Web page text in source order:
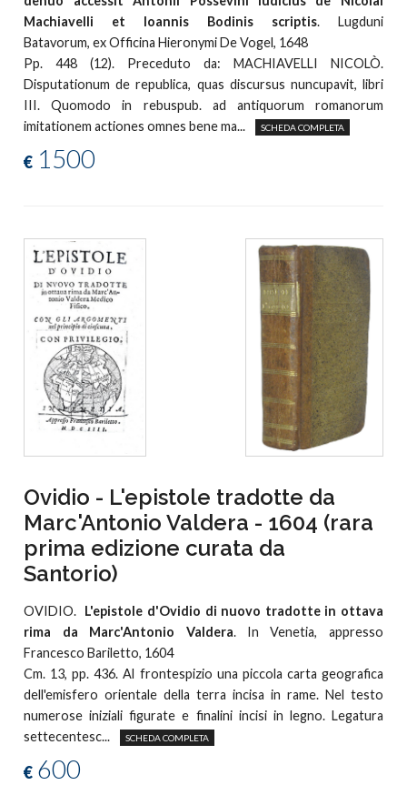
Machiavelli et Ioannis Bodinis scriptis. Lugduni
Batavorum, ex Officina Hieronymi De Vogel, 1648
Pp. 448 (12). Preceduto da: MACHIAVELLI NICOLÒ.
Disputationum de republica, quas discursus nuncupavit, libri
III. Quomodo in rebuspub. ad antiquorum romanorum
imitationem actiones omnes bene ma...
SCHEDA COMPLETA
€ 1500
Ovidio - L'epistole tradotte da
Marc'Antonio Valdera - 1604 (rara
prima edizione curata da
Santorio)
OVIDIO. L'epistole d'Ovidio di nuovo tradotte in ottava
rima da Marc'Antonio Valdera. In Venetia, appresso
Francesco Bariletto, 1604
Cm. 13, pp. 436. Al frontespizio una piccola carta geografica
dell'emisfero orientale della terra incisa in rame. Nel testo
numerose iniziali figurate e finalini incisi in legno. Legatura
settecentesc...
SCHEDA COMPLETA
€ 600